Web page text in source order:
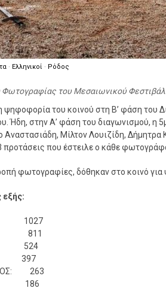
· Ελληνικοί · Ρόδος
Φωτογραφίας του Μεσαιωνικού
ψηφοφορία του κοινού στη Β’ φάση του
Ήδη, στην Α’ φάση του διαγωνισμού, η
Μίλτον Λουιζίδη, Δήμητρα
προτάσεις που έστειλε ο κάθε
φωτογραφίες, δόθηκαν στο κοινό
1027
811
524
397
263
186